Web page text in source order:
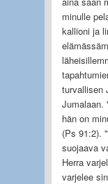
minulle
kallioni ja
turvallisen
Jumalaan.
hän on
(Ps 91:2).
suojaava
Herra
varjelee